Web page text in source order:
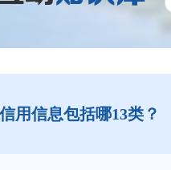
用信息包括哪13类？